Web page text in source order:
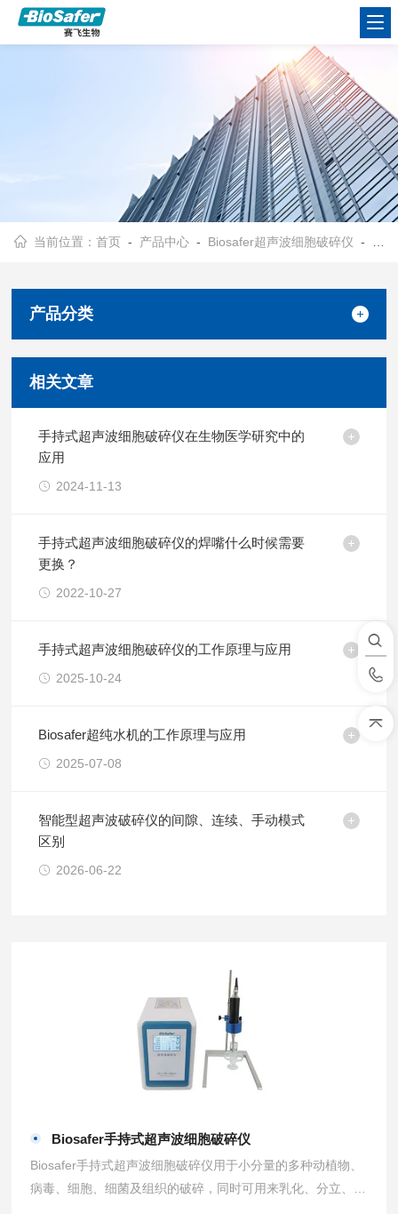
当前位置：首页 - 产品中心 - Biosafer超声波细胞破碎仪 - 手持式超声波细胞破碎仪
产品分类
相关文章
手持式超声波细胞破碎仪在生物医学研究中的
应用
2024-11-13
手持式超声波细胞破碎仪的焊嘴什么时候需要
更换？
2022-10-27
手持式超声波细胞破碎仪的工作原理与应用
2025-10-24
Biosafer超纯水机的工作原理与应用
2025-07-08
智能型超声波破碎仪的间隙、连续、手动模式
区别
2026-06-22
Biosafer手持式超声波细胞破碎仪
Biosafer手持式超声波细胞破碎仪用于小分量的多种动植物、
病毒、细胞、细菌及组织的破碎，同时可用来乳化、分立、匀